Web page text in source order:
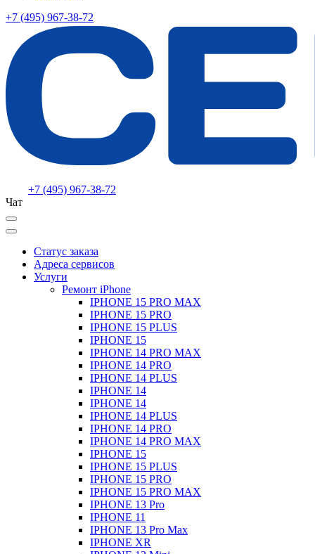
+7 (495) 967-38-72
+7 (495) 967-38-72
Чат
Статус заказа
Адреса сервисов
Услуги
Ремонт iPhone
IPHONE 15 PRO MAX
IPHONE 15 PRO
IPHONE 15 PLUS
IPHONE 15
IPHONE 14 PRO MAX
IPHONE 14 PRO
IPHONE 14 PLUS
IPHONE 14
IPHONE 14
IPHONE 14 PLUS
IPHONE 14 PRO
IPHONE 14 PRO MAX
IPHONE 15
IPHONE 15 PLUS
IPHONE 15 PRO
IPHONE 15 PRO MAX
IPHONE 13 Pro
IPHONE 11
IPHONE 13 Pro Max
IPHONE XR